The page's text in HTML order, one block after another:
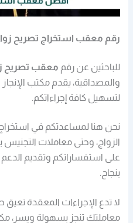
رقم معقب استخراج تصريح
للباحثين عن رقم معقب تصريح
والمصداقية، يقدم مكتب الإنجاز
لتسهيل كافة إجراءاتكم.
نحن هنا لمساعدتكم في استخراج
الزواج، وحتى معاملات التجنيس
على استفساراتكم وتقديم الدعم
بنجاح.
لا تدع الإجراءات المعقدة
معاملتك تنجز بسهولة ويسر،